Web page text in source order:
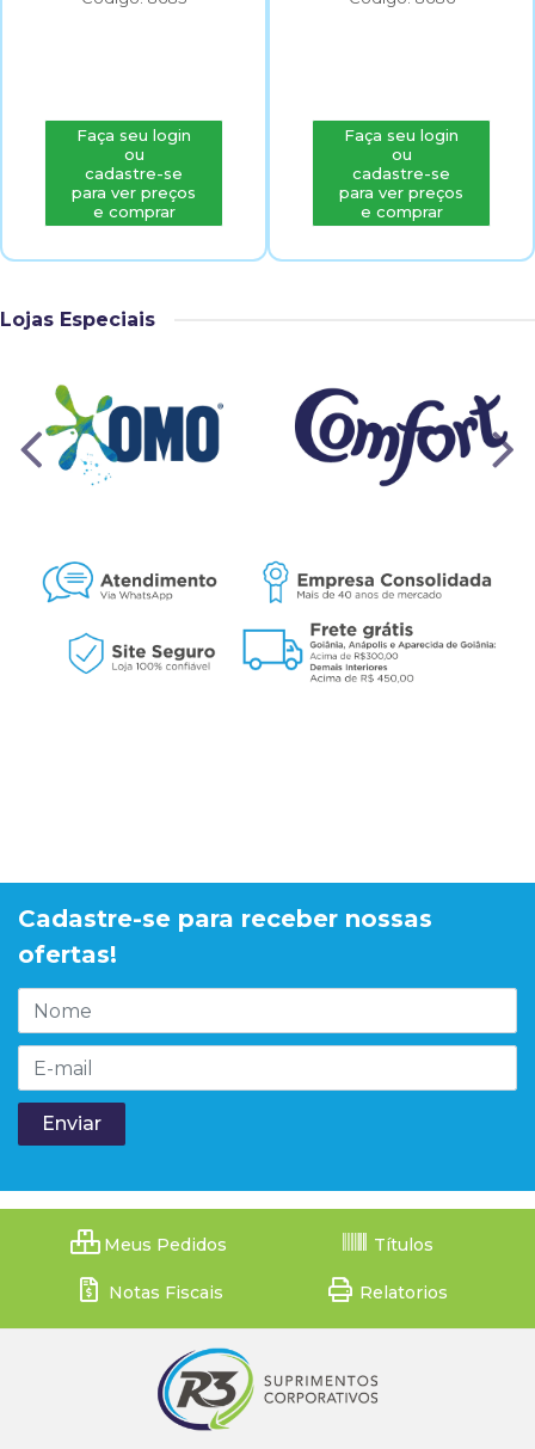
Faça seu login
ou
cadastre-se
para ver preços
e comprar
Faça seu login
ou
cadastre-se
para ver preços
e comprar
Lojas Especiais
Cadastre-se para receber nossas
ofertas!
Meus Pedidos Títulos
Notas Fiscais Relatorios